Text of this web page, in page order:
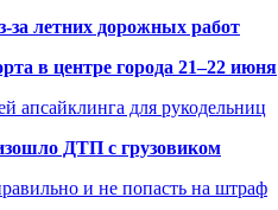
за летних дорожных работ
в центре города 21–22 июня
апсайклинга для рукодельниц
ДТП с грузовиком
и не попасть на штраф